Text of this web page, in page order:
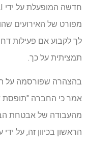
מפורט של האירועים
לך לקבוע אם פעילות
תמציתית על כך.
בהצהרה שפורסמה על
הראשון בכיוון זה, על